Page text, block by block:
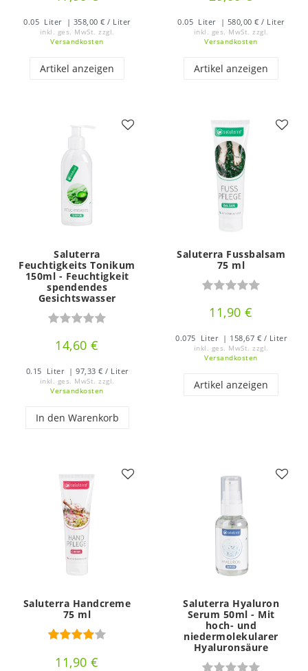
0.05 Liter | 358,00 € / Liter
inkl. ges. MwSt.
zzgl.
Versandkosten
Artikel anzeigen
0.05 Liter | 580,00 € / Liter
inkl. ges. MwSt.
zzgl.
Versandkosten
Artikel anzeigen
Saluterra
Feuchtigkeits Tonikum
150ml - Feuchtigkeit
spendendes
Gesichtswasser
14,60 €
0.15 Liter | 97,33 € / Liter
inkl. ges. MwSt. zzgl.
Versandkosten
In den Warenkorb
Saluterra Fussbalsam
75 ml
11,90 €
0.075 Liter | 158,67 € / Liter
inkl. ges. MwSt. zzgl.
Versandkosten
Artikel anzeigen
Saluterra Handcreme
75 ml
11,90 €
Saluterra Hyaluron
Serum 50ml - Mit
hoch- und
niedermolekularer
Hyaluronsäure